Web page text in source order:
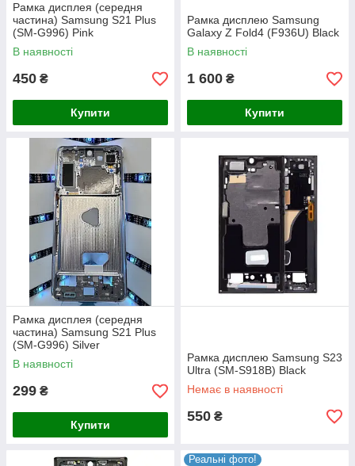
Рамка дисплея (середня
частина) Samsung S21 Plus
(SM-G996) Pink
В наявності
450 ₴
Купити
Рамка дисплею Samsung
Galaxy Z Fold4 (F936U) Black
В наявності
1 600 ₴
Купити
Рамка дисплея (середня
частина) Samsung S21 Plus
(SM-G996) Silver
В наявності
299 ₴
Купити
Рамка дисплею Samsung S23
Ultra (SM-S918B) Black
Немає в наявності
550 ₴
Реальні фото!